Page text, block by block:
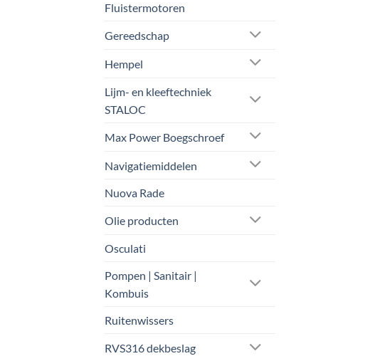
Fluistermotoren
Gereedschap
Hempel
Lijm- en kleeftechniek
STALOC
Max Power Boegschroef
Navigatiemiddelen
Nuova Rade
Olie producten
Osculati
Pompen | Sanitair |
Kombuis
Ruitenwissers
RVS316 dekbeslag